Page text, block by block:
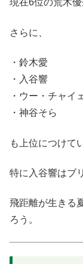
現在6位の荒木
さらに、
・鈴木愛
・入谷響
・ウー・チャイ
・神谷そら
も上位につけて
特に入谷響はブ
飛距離が生きる
ろう。